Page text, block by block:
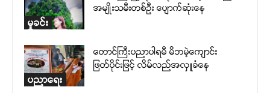
မှုခင်း
အမျိုးသမီးတစ်ဉီး ပျောက်ဆုံးနေ
ပညာရေး
တောင်ကြီးပညာပါရမီ မိဘမဲ့ကျောင်း
ဖြတ်ပိုင်းဖြင့် လိမ်လည်အလှူခံနေ